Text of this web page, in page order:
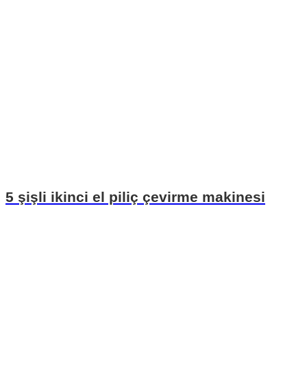
5 şişli ikinci el piliç çevirme makinesi